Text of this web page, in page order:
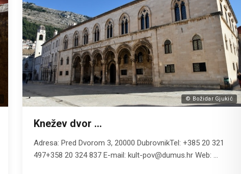
© Božidar Gjukić
Knežev dvor ...
Adresa: Pred Dvorom 3, 20000 DubrovnikTel: +385 20 321
497+358 20 324 837 E-mail: kult-pov@dumus.hr Web: ...